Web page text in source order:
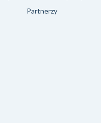
Partnerzy